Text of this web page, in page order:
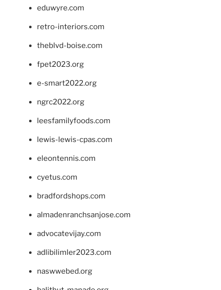
eduwyre.com
retro-interiors.com
theblvd-boise.com
fpet2023.org
e-smart2022.org
ngrc2022.org
leesfamilyfoods.com
lewis-lewis-cpas.com
eleontennis.com
cyetus.com
bradfordshops.com
almadenranchsanjose.com
advocatevijay.com
adlibilimler2023.com
naswwebed.org